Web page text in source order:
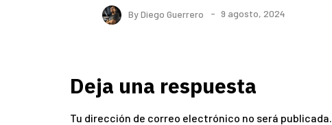
ByDiego Guerrero 9 agosto, 2024
Deja una respuesta
Tu dirección de correo electrónico no será publicada.